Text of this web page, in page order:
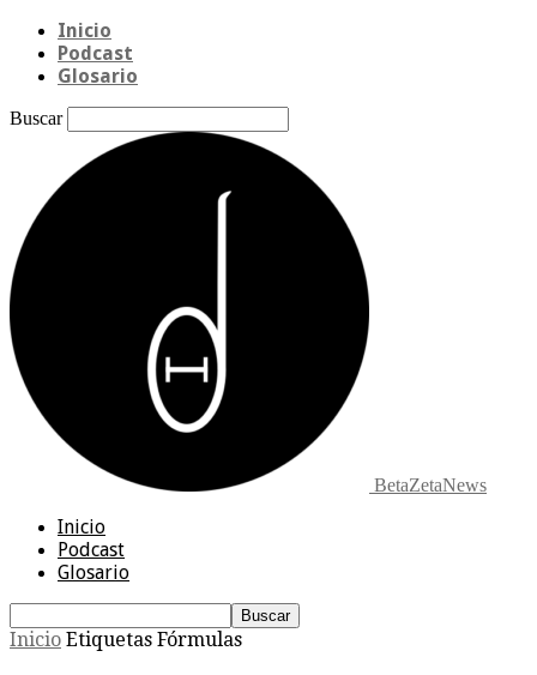
Inicio
Podcast
Glosario
Buscar
BetaZetaNews
Inicio
Podcast
Glosario
Inicio Etiquetas Fórmulas